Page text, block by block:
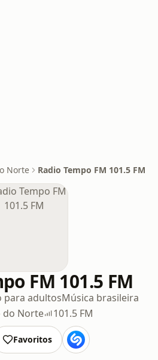
Norte Radio Tempo FM 101.5 FM
FM 101.5 FM
para adultosMúsica brasileira
do Norte
101.5 FM
Favoritos